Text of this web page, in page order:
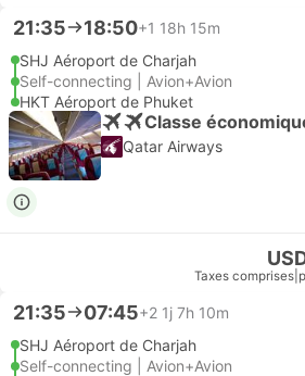
21:35 18:50+1 18h 15m
SHJ Aéroport de Charjah
Self-connecting | Avion+Avion
HKT Aéroport de Phuket
Qatar Airways
Taxes comprises
21:35 07:45+2 1j 7h 10m
SHJ Aéroport de Charjah
Self-connecting | Avion+Avion